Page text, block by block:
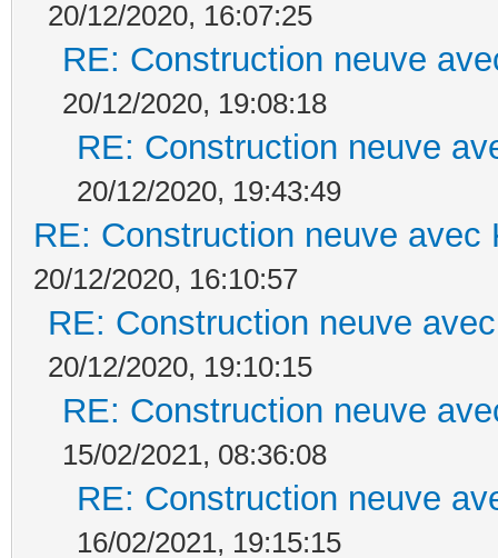
20/12/2020, 16:07:25
RE: Construction neuve
20/12/2020, 19:08:18
RE: Construction neuve
20/12/2020, 19:43:49
RE: Construction neuve avec
20/12/2020, 16:10:57
RE: Construction neuve
20/12/2020, 19:10:15
RE: Construction neuve
15/02/2021, 08:36:08
RE: Construction neuve
16/02/2021, 19:15:15